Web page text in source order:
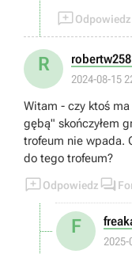
Odpowiedz
R
2024-08-15
Witam - czy ktoś
gębą" skończyłem
trofeum nie wpada.
do tego trofeum?
Odpowiedz 
F
2025-